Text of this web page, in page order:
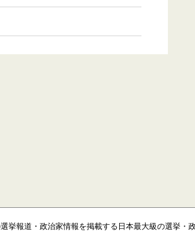
挙報道・政治家情報を掲載する日本最大級の選挙・